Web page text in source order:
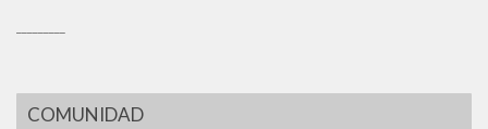
COMUNIDAD